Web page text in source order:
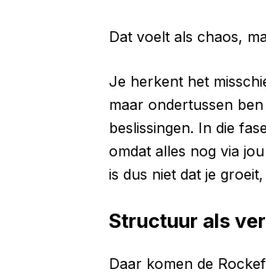
Dat voelt als chaos,
Je herkent het
maar ondertussen
beslissingen. In die
omdat alles nog via
is dus niet dat je
Structuur als
Daar komen de